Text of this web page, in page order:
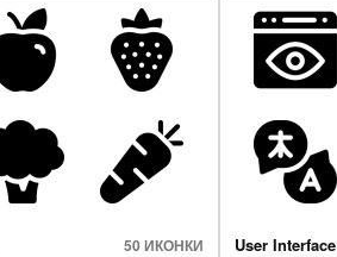
50 ИКОНКИ User Interface